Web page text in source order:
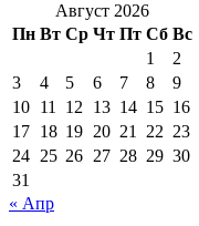
Август 2026
Пн Вт Ср Чт Пт Сб Вс
1
2
3
4 5 6 7 8
9
10 11 12 13 14 15 16
17 18 19 20 21 22 23
24 25 26 27 28 29 30
31
« Апр